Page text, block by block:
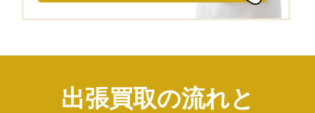
出張買取の流れと